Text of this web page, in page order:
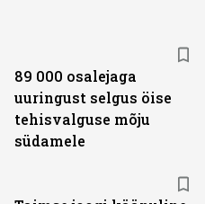
89 000 osalejaga
uuringust selgus öise
tehisvalguse mõju
südamele